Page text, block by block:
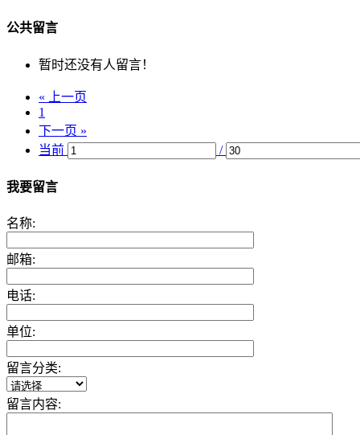
公共留言
暂时还没有人留言！
« 上一页
1
下一页 »
当前
/
我要留言
名称:
邮箱:
电话:
单位:
留言分类:
留言内容: